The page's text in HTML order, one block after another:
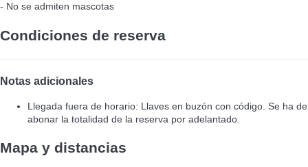
- No se admiten mascotas
Condiciones de reserva
Notas adicionales
Llegada fuera de horario: Llaves en buzón con código. Se ha de
abonar la totalidad de la reserva por adelantado.
Mapa y distancias